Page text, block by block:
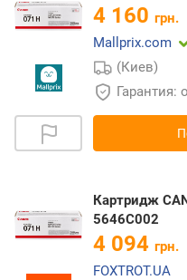
4 160 грн.
Mallprix.com
(Киев)
Гарантия:
Картридж
5646C002
4 094 грн.
FOXTROT.UA